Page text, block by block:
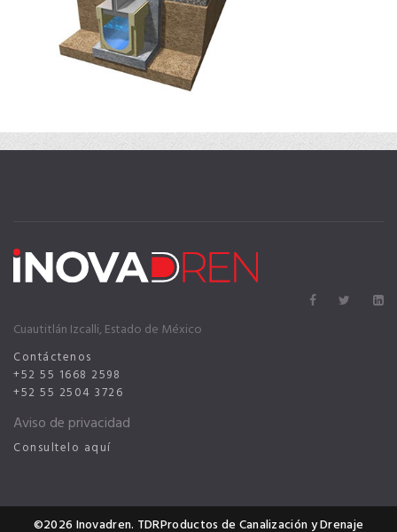
Cuautitlán Izcalli, Estado de México
Contáctenos
+52 55 1668 2598
+52 55 2504 3726
Aviso de privacidad
Consultelo aquí
©2026 Inovadren. TDRProductos de Canalización y Drenaje